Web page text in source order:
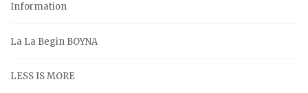
Information
La La Begin BOYNA
LESS IS MORE